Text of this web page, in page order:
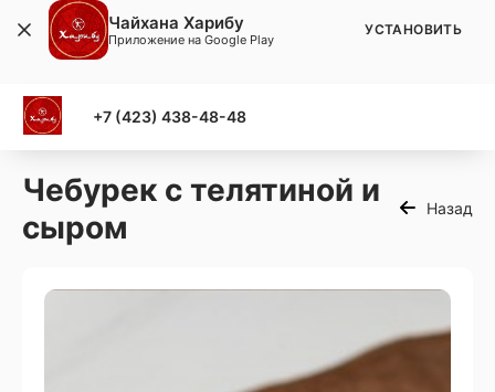
+7 (423) 438-48-48
Чебурек с телятиной и
сыром
Назад
Чайхана Харибу
Приложение на Google Play
УСТАНОВИТЬ